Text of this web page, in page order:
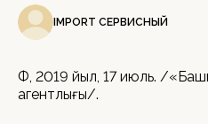
IMPORT СЕРВИСНЫЙ
ӨФӨ, 2019 йыл, 17 июль. /
агентлығы/.